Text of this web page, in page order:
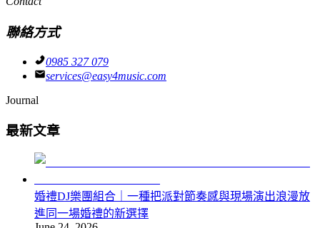
聯絡方式
0985 327 079
services@easy4music.com
Journal
最新文章
婚禮DJ樂團組合｜一種把派對節奏感與現場演出浪漫放
進同一場婚禮的新選擇